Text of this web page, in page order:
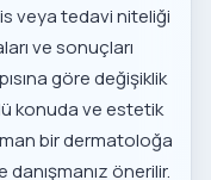
veya tedavi niteliği
ve sonuçları
göre değişiklik
konuda ve estetik
bir dermatoloğa
önerilir.